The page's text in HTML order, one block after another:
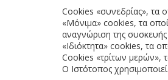
Cookies «συνεδρίας», τα
«Μόνιμα» cookies, τα
αναγνώριση της συσκευής
«Ιδιόκτητα» cookies, τα
Cookies «τρίτων μερών»,
Ο Ιστότοπος